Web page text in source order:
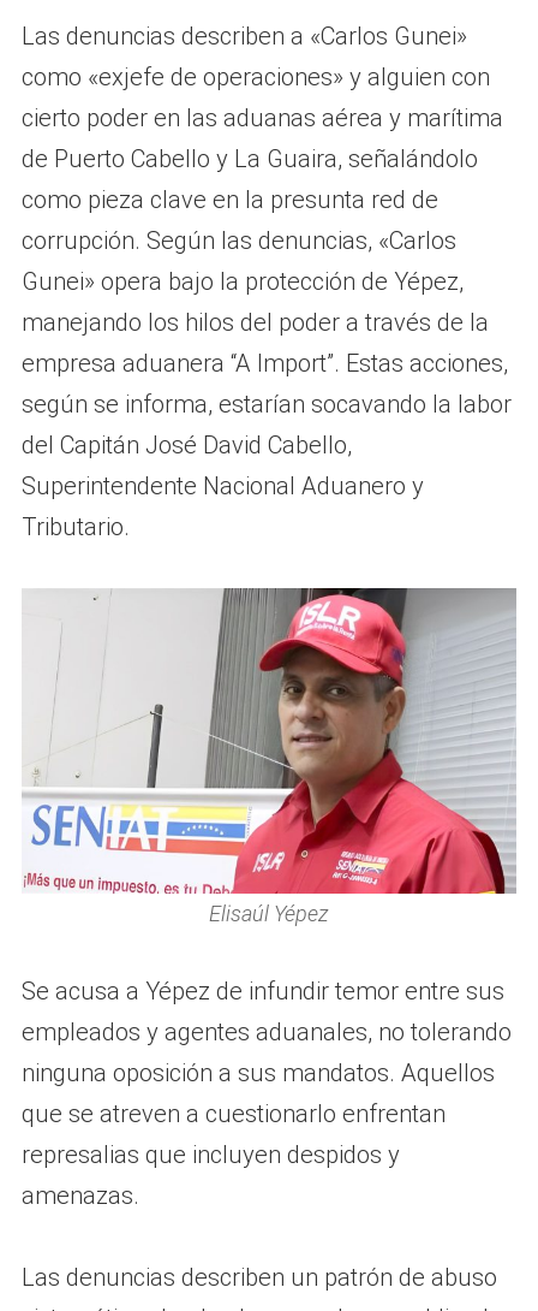
Las denuncias describen a «Carlos Gunei»
como «exjefe de operaciones» y alguien con
cierto poder en las aduanas aérea y marítima
de Puerto Cabello y La Guaira, señalándolo
como pieza clave en la presunta red de
corrupción. Según las denuncias, «Carlos
Gunei» opera bajo la protección de Yépez,
manejando los hilos del poder a través de la
empresa aduanera “A Import”. Estas acciones,
según se informa, estarían socavando la labor
del Capitán José David Cabello,
Superintendente Nacional Aduanero y
Tributario.
Elisaúl Yépez
Se acusa a Yépez de infundir temor entre sus
empleados y agentes aduanales, no tolerando
ninguna oposición a sus mandatos. Aquellos
que se atreven a cuestionarlo enfrentan
represalias que incluyen despidos y
amenazas.
Las denuncias describen un patrón de abuso